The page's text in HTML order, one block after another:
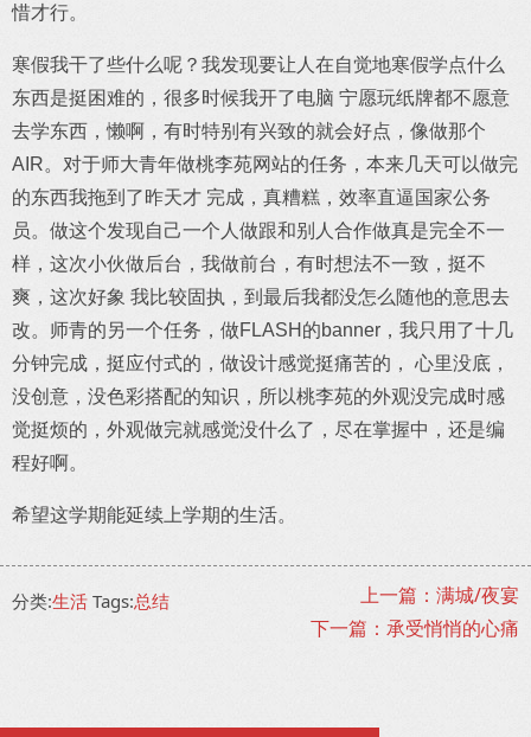
惜才行。
寒假我干了些什么呢？我发现要让人在自觉地寒假学点什么
东西是挺困难的，很多时候我开了电脑 宁愿玩纸牌都不愿意
去学东西，懒啊，有时特别有兴致的就会好点，像做那个
AIR。对于师大青年做桃李苑网站的任务，本来几天可以做完
的东西我拖到了昨天才 完成，真糟糕，效率直逼国家公务
员。做这个发现自己一个人做跟和别人合作做真是完全不一
样，这次小伙做后台，我做前台，有时想法不一致，挺不
爽，这次好象 我比较固执，到最后我都没怎么随他的意思去
改。师青的另一个任务，做FLASH的banner，我只用了十几
分钟完成，挺应付式的，做设计感觉挺痛苦的， 心里没底，
没创意，没色彩搭配的知识，所以桃李苑的外观没完成时感
觉挺烦的，外观做完就感觉没什么了，尽在掌握中，还是编
程好啊。
希望这学期能延续上学期的生活。
分类:生活 Tags:总结
上一篇：满城/夜宴
下一篇：承受悄悄的心痛